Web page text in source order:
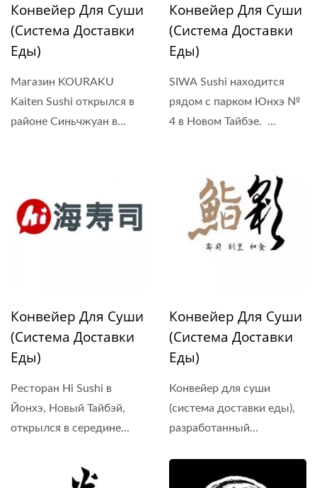
Конвейер Для Суши
(Система Доставки
Еды)
Магазин KOURAKU
Kaiten Sushi открылся в
районе Синьчжуан в
Конвейер Для Суши
(Система Доставки
Еды)
SIWA Sushi находится
рядом с парком Юнхэ №
4 в Новом Тайбэе.
Конвейер Для Суши
(Система Доставки
Еды)
Ресторан Hi Sushi в
Йонхэ, Новый Тайбэй,
открылся в середине...
Конвейер Для Суши
(Система Доставки
Еды)
Конвейер для суши
(система доставки еды),
разработанный...